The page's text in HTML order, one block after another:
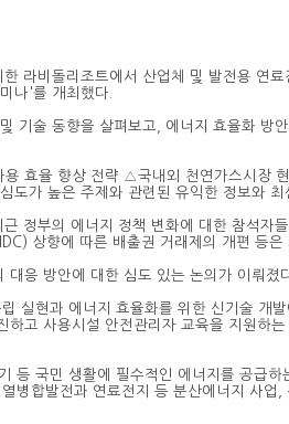
라비돌리조트에서 산업체 및 발전용 연료
나 '를 개최했다
기술 동향을 살펴보고
에너지 효율화 방
용 효율 향상 전략 △국내외 천연가스시장
도가 높은 주제와 관련된 유익한 정보와
정부의 에너지 정책 변화에 대한 참석자
상향에 따른 배출권 거래제의 개편 등
대응 방안에 대한 심도 있는 논의가 이뤄졌
실현과 에너지 효율화를 위한 신기술 개
고 사용시설 안전관리자 교육을 지원하
등 국민 생활에 필수적인 에너지를 공급하
병합발전과 연료전지 등 분산에너지 사업